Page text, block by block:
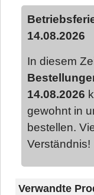
14.08.2026
In diesem
14.08.2026
gewohnt in
bestellen.
Verständnis!
Verwandte